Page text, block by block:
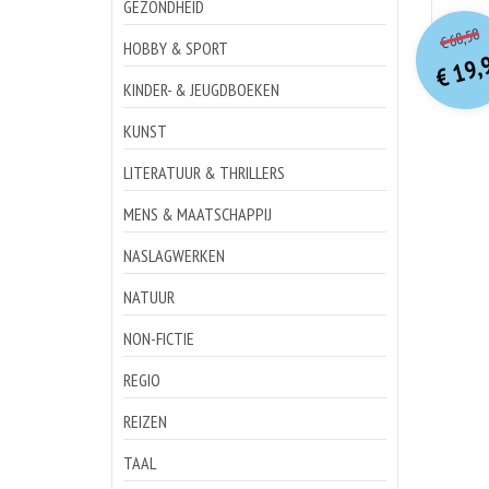
GEZONDHEID
HOBBY & SPORT
KINDER- & JEUGDBOEKEN
KUNST
LITERATUUR & THRILLERS
MENS & MAATSCHAPPIJ
NASLAGWERKEN
NATUUR
NON-FICTIE
REGIO
REIZEN
TAAL
€68,50
€